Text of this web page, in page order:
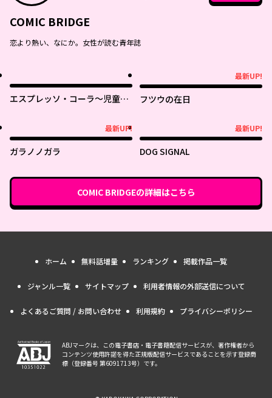
COMIC BRIDGE
恋より熱い、なにか。女性が読む青年誌
エスプレッソ・コーラ～児童発
最新UP!
フツウの在日
最新UP!
ガラノノガラ
最新UP!
DOG SIGNAL
COMIC BRIDGEの詳細はこちら
ホーム 無料話増量 ランキング 掲載作品一覧
ジャンル一覧 サイトマップ 利用者情報の外部送信について
よくあるご質問 / お問い合わせ 利用規約 プライバシーポリシー
ABJマークは、この電子書店・電子書籍配信サービスが、著作権者から
コンテンツ使用許諾を得た正規版配信サービスであることを示す登録商
標（登録番号 第6091713号）です。